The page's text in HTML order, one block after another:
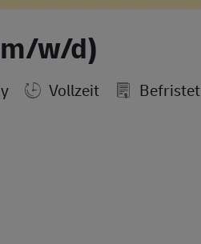
w/d)
Vollzeit
Befristet